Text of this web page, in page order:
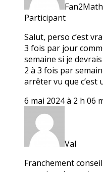
Participant
Salut, perso c’est
3 fois par jour
semaine si je
2 à 3 fois par
arrêter vu que c’est
6 mai 2024 à 2 h 06
Val
Franchement